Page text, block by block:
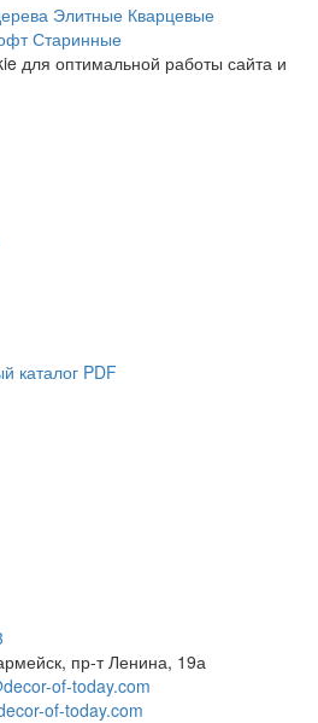
Элитные Кварцевые
Старинные
для оптимальной работы сайта и
каталог PDF
пр-т Ленина, 19а
of-today.com
of-today.com